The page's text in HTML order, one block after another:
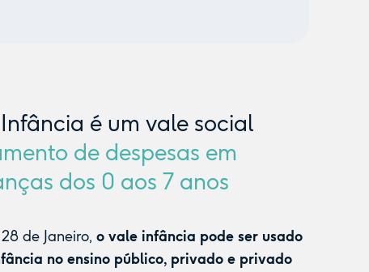
é um vale social
de despesas em
dos 0 aos 7 anos
de Janeiro, o vale infância pode ser usado
no ensino público, privado e privado